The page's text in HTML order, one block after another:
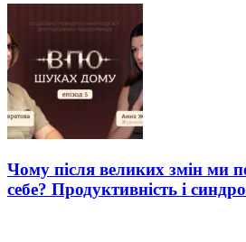
Чому після великих змін ми
себе? Продуктивність і